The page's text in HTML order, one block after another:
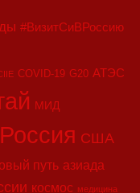
#ВизитСиВРоссию
COVID-19 G20 АТЭС
МИД
Россия США
путь азиада
космос медицина